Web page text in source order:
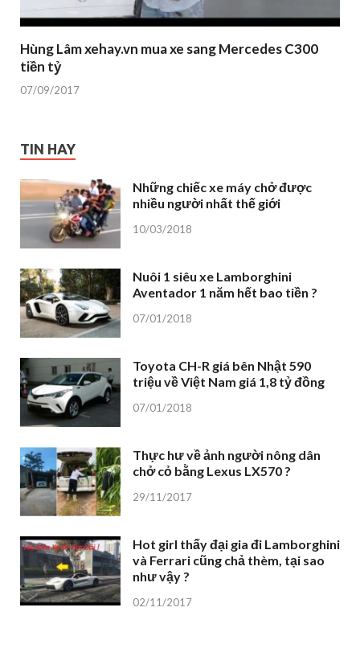
Hùng Lâm xehay.vn mua xe sang Mercedes C300
tiền tỷ
07/09/2017
TIN HAY
Những chiếc xe máy chở được
nhiều người nhất thế giới
10/03/2018
Nuôi 1 siêu xe Lamborghini
Aventador 1 năm hết bao tiền ?
07/01/2018
Toyota CH-R giá bên Nhật 590
triệu về Việt Nam giá 1,8 tỷ đồng
07/01/2018
Thực hư về ảnh người nông dân
chở cỏ bằng Lexus LX570 ?
29/11/2017
Hot girl thấy đại gia đi Lamborghini
và Ferrari cũng chả thèm, tại sao
như vậy ?
02/11/2017